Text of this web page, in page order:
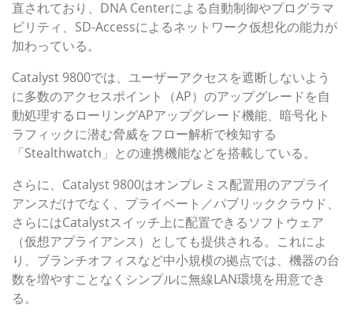
直されており、DNA Centerによる自動制御やプログラマ
ビリティ、SD-Accessによるネットワーク仮想化の能力が
加わっている。
Catalyst 9800では、ユーザーアクセスを遮断しないよう
に多数のアクセスポイント（AP）のアップグレードを自
動処理するローリングAPアップグレード機能、暗号化ト
ラフィックに潜む脅威をフロー解析で検知する
「Stealthwatch」との連携機能などを搭載している。
さらに、Catalyst 9800はオンプレミス配置用のアプライ
アンスだけでなく、プライベート／パブリッククラウド、
さらにはCatalystスイッチ上に配置できるソフトウェア
（仮想アプライアンス）としても提供される。これによ
り、ブランチオフィスなど中小規模の拠点では、機器の台
数を増やすことなくシンプルに無線LAN環境を用意でき
る。